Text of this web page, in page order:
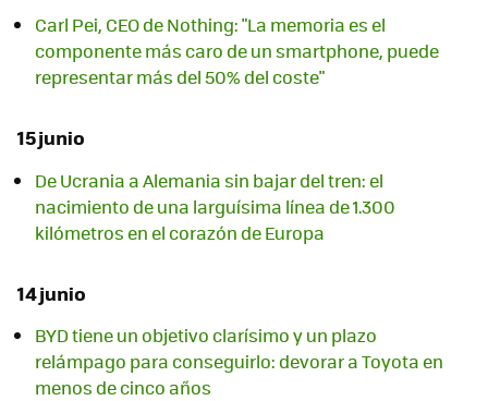
Carl Pei, CEO de Nothing: "La memoria es el
componente más caro de un smartphone, puede
representar más del 50% del coste"
15 junio
De Ucrania a Alemania sin bajar del tren: el
nacimiento de una larguísima línea de 1.300
kilómetros en el corazón de Europa
14 junio
BYD tiene un objetivo clarísimo y un plazo
relámpago para conseguirlo: devorar a Toyota en
menos de cinco años